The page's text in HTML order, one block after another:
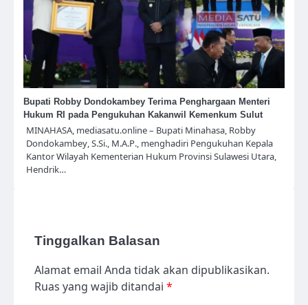
Bupati Robby Dondokambey Terima Penghargaan Menteri
Hukum RI pada Pengukuhan Kakanwil Kemenkum Sulut
MINAHASA, mediasatu.online – Bupati Minahasa, Robby
Dondokambey, S.Si., M.A.P., menghadiri Pengukuhan Kepala
Kantor Wilayah Kementerian Hukum Provinsi Sulawesi Utara,
Hendrik…
Tinggalkan Balasan
Alamat email Anda tidak akan dipublikasikan.
Ruas yang wajib ditandai *